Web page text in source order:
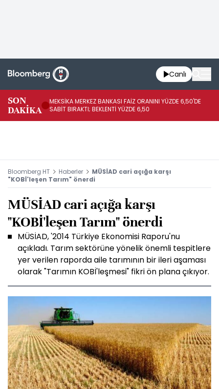
Canlı
SON
DAKİKA
MEKSİKA MERKEZ BANKASI FAİZ ORANINI YÜZDE 6,50'DE
SABİT BIRAKTI; BEKLENTİ YÜZDE 6,50
Bloomberg HT Haberler
MÜSİAD cari açığa karşı
"KOBİ'leşen Tarım" önerdi
MÜSİAD cari açığa karşı
"KOBİ'leşen Tarım" önerdi
MÜSİAD, '2014 Türkiye Ekonomisi Raporu'nu
açıkladı. Tarım sektörüne yönelik önemli tespitlere
yer verilen raporda aile tarımının bir ileri aşaması
olarak "Tarımın KOBİ'leşmesi" fikri ön plana çıkıyor.